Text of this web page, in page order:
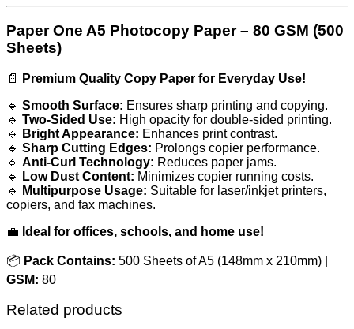
Paper One A5 Photocopy Paper – 80 GSM (500
Sheets)
📄
Premium Quality Copy Paper for Everyday Use!
🔹 Smooth Surface: Ensures sharp printing and copying.
🔹 Two-Sided Use: High opacity for double-sided printing.
🔹
Bright Appearance: Enhances print contrast.
🔹 Sharp Cutting Edges: Prolongs copier performance.
🔹 Anti-Curl Technology: Reduces paper jams.
🔹
Low Dust Content: Minimizes copier running costs.
🔹
Multipurpose Usage: Suitable for laser/inkjet printers,
copiers, and fax machines.
💼 Ideal for offices, schools, and home use!
📦 Pack Contains: 500 Sheets of A5 (148mm x 210mm) |
GSM: 80
Related products